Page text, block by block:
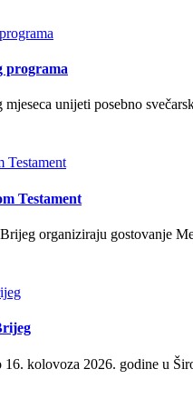
programa
unijeti posebno
Testament
organiziraju gostovanje
kolovoza 2026. godine u